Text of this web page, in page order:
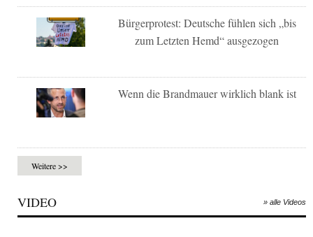
Bürgerprotest: Deutsche fühlen sich „bis
zum Letzten Hemd“ ausgezogen
Wenn die Brandmauer wirklich blank ist
Weitere >>
VIDEO » alle Videos